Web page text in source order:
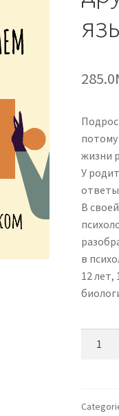
285.0
жизни
У
В
в
12 лет,
друга.